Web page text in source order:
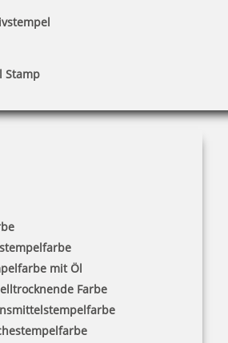
Stamp
mit Öl
Farbe
pro Zeile für PERFOSET I/D
436,40 €